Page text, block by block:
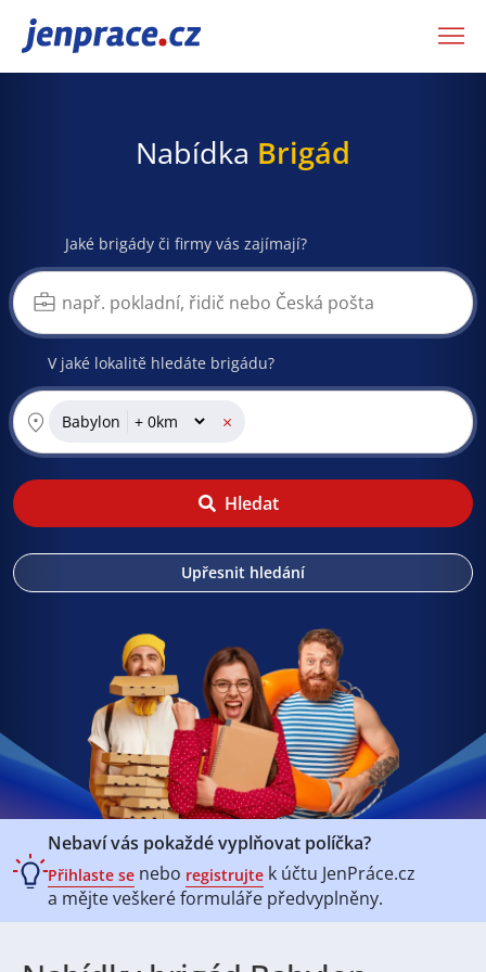
JenPráce.cz
Nabídka Brigád
Jaké brigády či firmy vás zajímají?
V jaké lokalitě hledáte brigádu?
Babylon ×
Hledat
Upřesnit hledání
Nebaví vás pokaždé vyplňovat políčka?
Přihlaste se nebo registrujte k účtu JenPráce.cz
a mějte veškeréformuláře předvyplněny.